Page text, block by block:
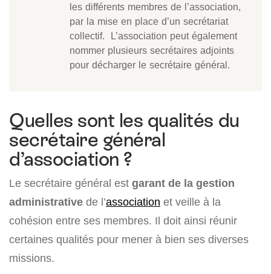
les différents membres de l’association,
par la mise en place d’un secrétariat
collectif. L’association peut également
nommer plusieurs secrétaires adjoints
pour décharger le secrétaire général.
Quelles sont les qualités du
secrétaire général
d’association ?
Le secrétaire général est garant de la gestion
administrative de l’association et veille à la
cohésion entre ses membres. Il doit ainsi réunir
certaines qualités pour mener à bien ses diverses
missions.